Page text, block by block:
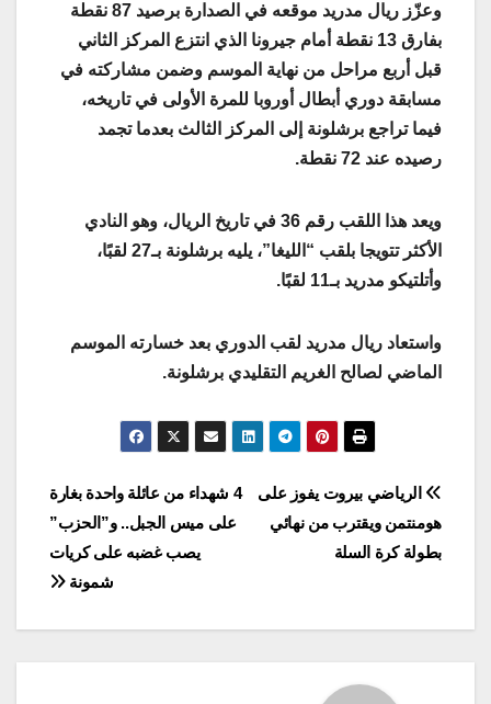
وعزّز ريال مدريد موقعه في الصدارة برصيد 87 نقطة
بفارق 13 نقطة أمام جيرونا الذي انتزع المركز الثاني
قبل أربع مراحل من نهاية الموسم وضمن مشاركته في
مسابقة دوري أبطال أوروبا للمرة الأولى في تاريخه،
فيما تراجع برشلونة إلى المركز الثالث بعدما تجمد
رصيده عند 72 نقطة
.
ويعد هذا اللقب رقم 36 في تاريخ الريال، وهو النادي
الأكثر تتويجا بلقب “الليغا”، يليه برشلونة بـ27 لقبًا،
وأتلتيكو مدريد بـ11 لقبًا
.
واستعاد ريال مدريد لقب الدوري بعد خسارته الموسم
الماضي لصالح الغريم التقليدي برشلونة.
Post
navigation
4 شهداء من عائلة واحدة بغارة
على ميس الجبل.. و”الحزب”
يصب غضبه على كريات
شمونة
الرياضي بيروت يفوز على
هومنتمن ويقترب من نهائي
بطولة كرة السلة